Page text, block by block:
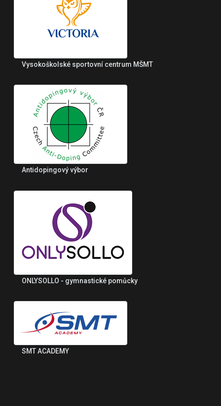
Vysokoškolské sportovní centrum MŠMT
Antidopingový výbor
ONLYSOLLO - gymnastické pomůcky
SMT ACADEMY